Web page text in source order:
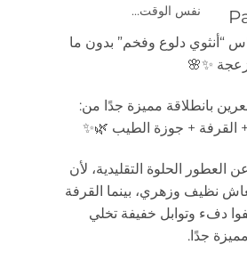
نفس الوقت…
“أنثوي دلوع وفخم” بدون ما
✨🌸
بانطلاقة مميزة جدًا من:
القرفة + جوزة الطيب 🌿✨
العطور الحلوة التقليدية، لأن
نظيف وزهري، بينما القرفة
دفء وتوابل خفيفة تخلي
جدًا.